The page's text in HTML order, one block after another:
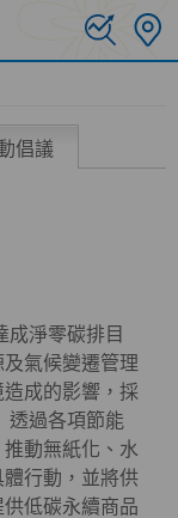
倡議
成淨零碳排目
氣候變遷管理
成的影響，採
透過各項節能
動無紙化、水
行動，並將供
低碳永續商品